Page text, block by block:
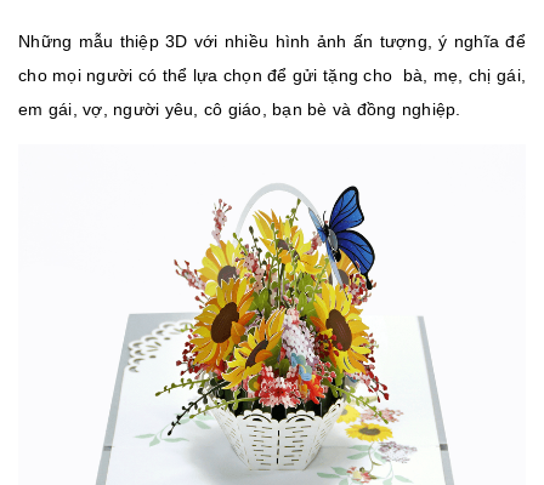
Những mẫu thiệp 3D với nhiều hình ảnh ấn tượng, ý nghĩa để
cho mọi người có thể lựa chọn để gửi tặng cho bà, mẹ, chị gái,
em gái, vợ, người yêu, cô giáo, bạn bè và đồng nghiệp.